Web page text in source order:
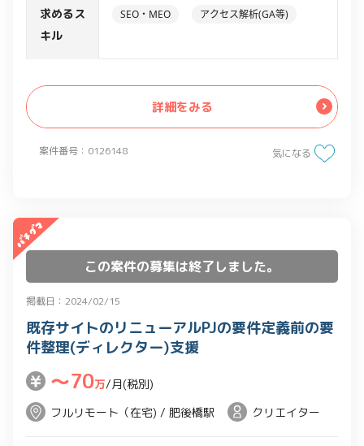
案件番号：0126148
求めるス
キル
SEO・MEO アクセス解析(GA等)
詳細をみる
気になる
この案件の募集は終了しました。
掲載日：2024/02/15
既存サイトのリニューアルPJの要件定義前の要
件整理(ディレクター)支援
〜70万/月(税別)
フルリモート（在宅) / 肥後橋駅
クリエイター